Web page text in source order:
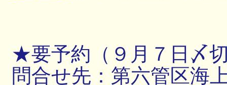
★要予約（９月７日〆
問合せ先：第六管区海